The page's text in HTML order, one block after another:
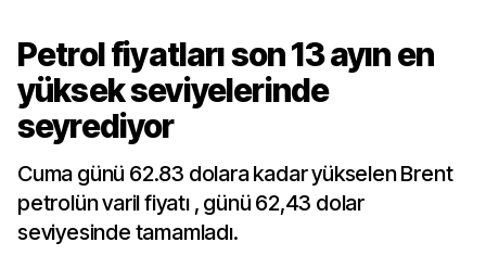
Petrol fiyatları son 13 ayın en
yüksek seviyelerinde
seyrediyor
Cuma günü 62.83 dolara kadar yükselen Brent
petrolün varil fiyatı , günü 62,43 dolar
seviyesinde tamamladı.